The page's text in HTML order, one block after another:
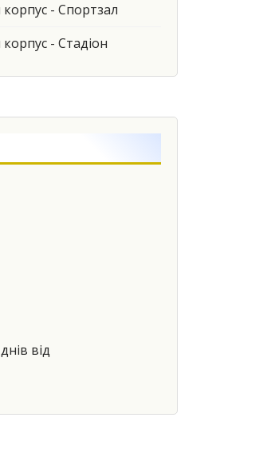
- Спортзал
- Стадіон
від